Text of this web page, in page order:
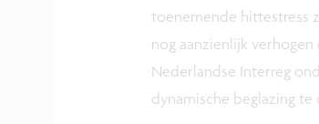
toenemende hittestress
nog aanzienlijk
Nederlandse Interreg
dynamische beglazing